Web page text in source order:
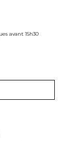
avant 15h30